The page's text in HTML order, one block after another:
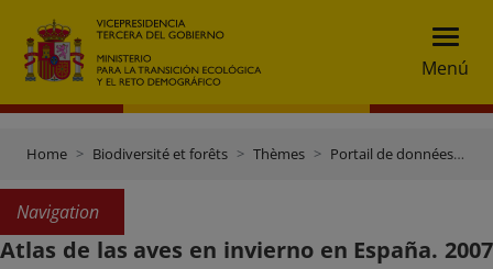
Menú
Home Biodiversité et forêts Thèmes Portail de données et inventaires
Navigation
Atlas de las aves en invierno en España. 2007